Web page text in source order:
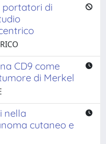
portatori di
CD9 come
di Merkel
nella
cutaneo e